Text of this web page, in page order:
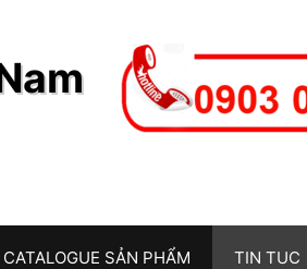
CATALOGUE SẢN PHẨM TIN TUC